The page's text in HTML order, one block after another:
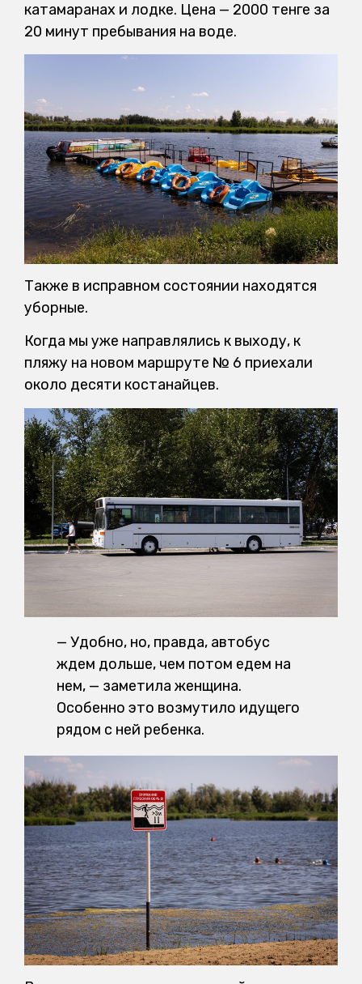
катамаранах и лодке. Цена — 2000 тенге за
20 минут пребывания на воде.
Также в исправном состоянии находятся
уборные.
Когда мы уже направлялись к выходу, к
пляжу на новом маршруте № 6 приехали
около десяти костанайцев.
— Удобно, но, правда, автобус
ждем дольше, чем потом едем на
нем, — заметила женщина.
Особенно это возмутило идущего
рядом с ней ребенка.